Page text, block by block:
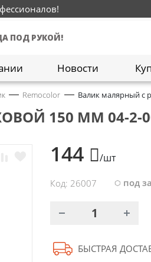
ПОД РУКОЙ!
Новости
Remocolor Валик малярный с
150 ММ 04-2-
144 /шт
Код: 26007 под
БЫСТРАЯ